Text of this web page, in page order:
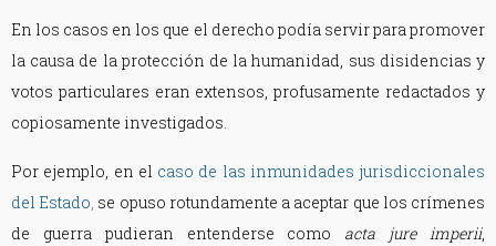
En los casos en los que el derecho podía servir para promover
la causa de la protección de la humanidad, sus disidencias y
votos particulares eran extensos, profusamente redactados y
copiosamente investigados.
Por ejemplo, en el caso de las inmunidades jurisdiccionales
del Estado, se opuso rotundamente a aceptar que los crímenes
de guerra pudieran entenderse como acta jure imperii,